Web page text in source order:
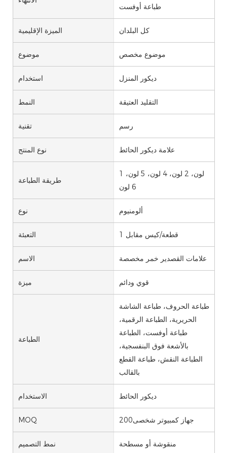
طباعة أوفست
الميزة الإقليمية كل البلدان
موضوع موضوع مخصص
استخدام ديكور المنزل
النمط التقليد العتيقة
تقنية رسم
نوع المنتج علامة ديكور الحائط
طريقة الطباعة
1 لون، 2 لون، 4 لون، 5 لون،
6 لون
نوع ألومنيوم
التعبئة 1 قطعة/كيس مقابل
الاسم علامات القصدير خمر مخصصة
ميزة قوي ودائم
الطباعة
طباعة الحروف، طباعة الشاشة
الحريرية، الطباعة الرقمية،
طباعة أوفست، الطباعة
بالأشعة فوق البنفسجية،
الطباعة النقش، طباعة القطع
بالقالب
الاستخدام ديكور الحائط
MOQ جهاز كمبيوتر شخصى200
نمط التصميم منقوشة أو مسطحة